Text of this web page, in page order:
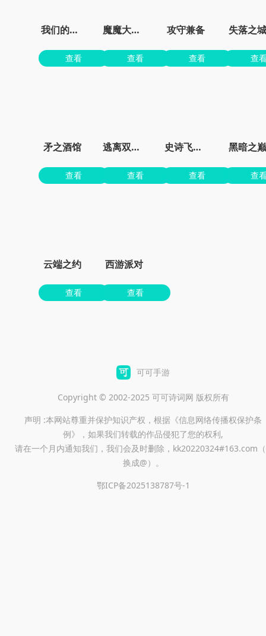
我们的世界
查看
魔魔大冒险官方正版
查看
攻守兼备
查看
失落之城
查
矛之酒馆
查看
逃离双塔湾
查看
史诗飞机进化
查看
黑暗之巅
查
云端之约
查看
西游派对
查看
可可手游
Copyright © 2002-2025 可可诗词网 版权所有
声明 :本网站尊重并保护知识产权，根据《信息网络传播权保护条
例》，如果我们转载的作品侵犯了您的权利,
请在一个月内通知我们，我们会及时删除，kk20220324#163.com
换成@）。
鄂ICP备2025138787号-1